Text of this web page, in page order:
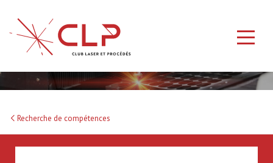
Recherche de compétences